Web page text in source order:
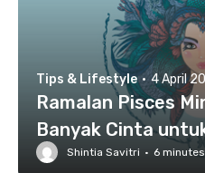
Tips & Lifestyle · 4 April
Ramalan Pisces
Banyak Cinta
Shintia Savitri · 6